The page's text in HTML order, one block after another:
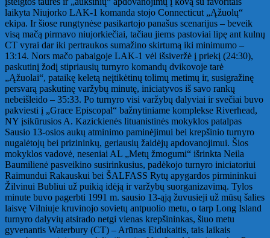
laikyta Niujorko LAK-1 komanda stojo Connecticut „Ąžuolų“
ekipa. Ir šiose rungtynėse pasikartojo panašus scenarijus – beveik
visą mačą pirmavo niujorkiečiai, tačiau jiems pastoviai lipę ant kulnų
CT vyrai dar iki pertraukos sumažino skirtumą iki minimumo –
13:14. Nors mačo pabaigoje LAK-1 vėl išsiveržė į priekį (24:30),
paskutinį žodį stipriausių turnyro komandų dvikovoje tarė
„Ąžuolai“, pataikę keletą neįtikėtinų tolimų metimų ir, susigražinę
persvarą paskutinę varžybų minutę, iniciatyvos iš savo rankų
nebeišleido – 35:33. Po turnyro visi varžybų dalyviai ir svečiai buvo
pakviesti į „Grace Episcopal“ bažnytiniame komplekse Riverhead,
NY įsikūrusios A. Kazickienės lituanistinės mokyklos patalpas
Sausio 13-osios aukų atminimo paminėjimui bei krepšinio turnyro
nugalėtojų bei prizininkų, geriausių žaidėjų apdovanojimui. Šios
mokyklos vadovė, neseniai AL „Metų žmogumi“ išrinkta Neila
Baumilienė pasveikino susirinkusius, padėkojo turnyro iniciatoriui
Raimundui Rakauskui bei ŠALFASS Rytų apygardos pirmininkui
Žilvinui Bubliui už puikią idėją ir varžybų suorganizavimą. Tylos
minute buvo pagerbti 1991 m. sausio 13-ąją žuvusieji už mūsų šalies
laisvę Vilniuje kruvinojo sovietų antpuolio metu, o tarp Long Island
turnyro dalyvių atsirado netgi vienas krepšininkas, šiuo metu
gyvenantis Waterbury (CT) – Arūnas Eidukaitis, tais laikais